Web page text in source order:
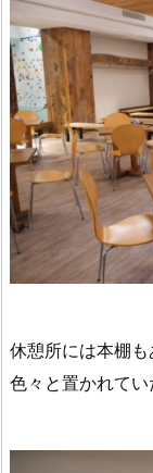
休憩所には本棚
色々と置かれてい